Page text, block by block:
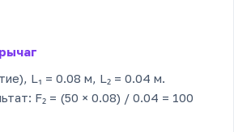
L₁ = 0.08 м, L₂ = 0.04 м.
F₂ = (50 × 0.08) / 0.04 = 100